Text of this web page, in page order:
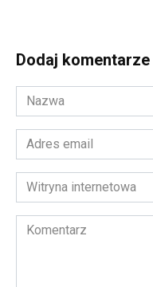
Dodaj komentarze
Nazwa
*
Adres
email
*Witryna
internetowa
Komentarz